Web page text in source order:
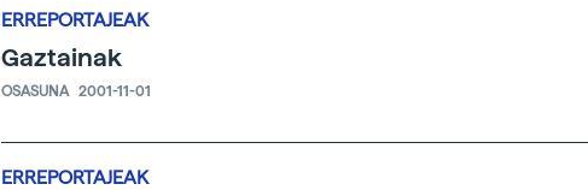
ERREPORTAJEAK
Gaztainak
OSASUNA 2001-11-01
ERREPORTAJEAK